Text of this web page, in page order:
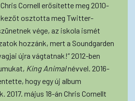
Cornell erősítette meg 2010-
osztotta meg Twitter-
vége, az iskola ismét
hozzánk, mert a Soundgarden
újra vágtatnak!” 2012-ben
King Animalnévvel. 2016-
hogy egy új album
2017. május 18-án Chris Cornellt